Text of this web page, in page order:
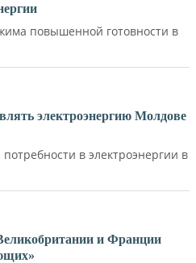
повышенной готовности в
электроэнергию Молдове
в электроэнергии в
и Франции